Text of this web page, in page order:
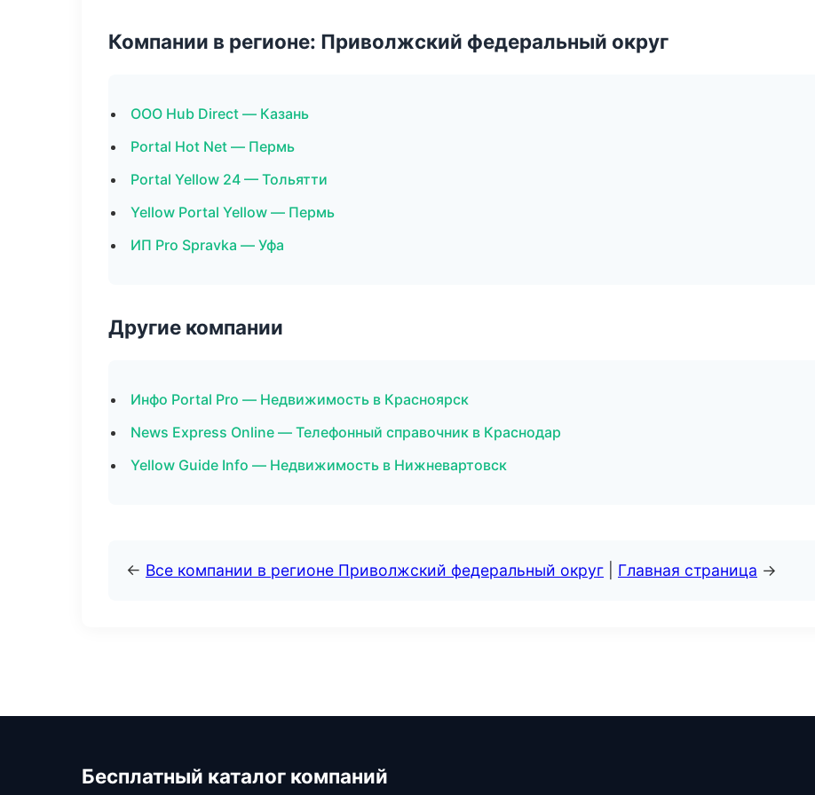
Компании в регионе: Приволжский федеральный округ
ООО Hub Direct — Казань
Portal Hot Net — Пермь
Portal Yellow 24 — Тольятти
Yellow Portal Yellow — Пермь
ИП Pro Spravka — Уфа
Другие компании
Инфо Portal Pro — Недвижимость в Красноярск
News Express Online — Телефонный справочник в Краснодар
Yellow Guide Info — Недвижимость в Нижневартовск
← Все компании в регионе Приволжский федеральный округ Главная страница →
Бесплатный каталог компаний